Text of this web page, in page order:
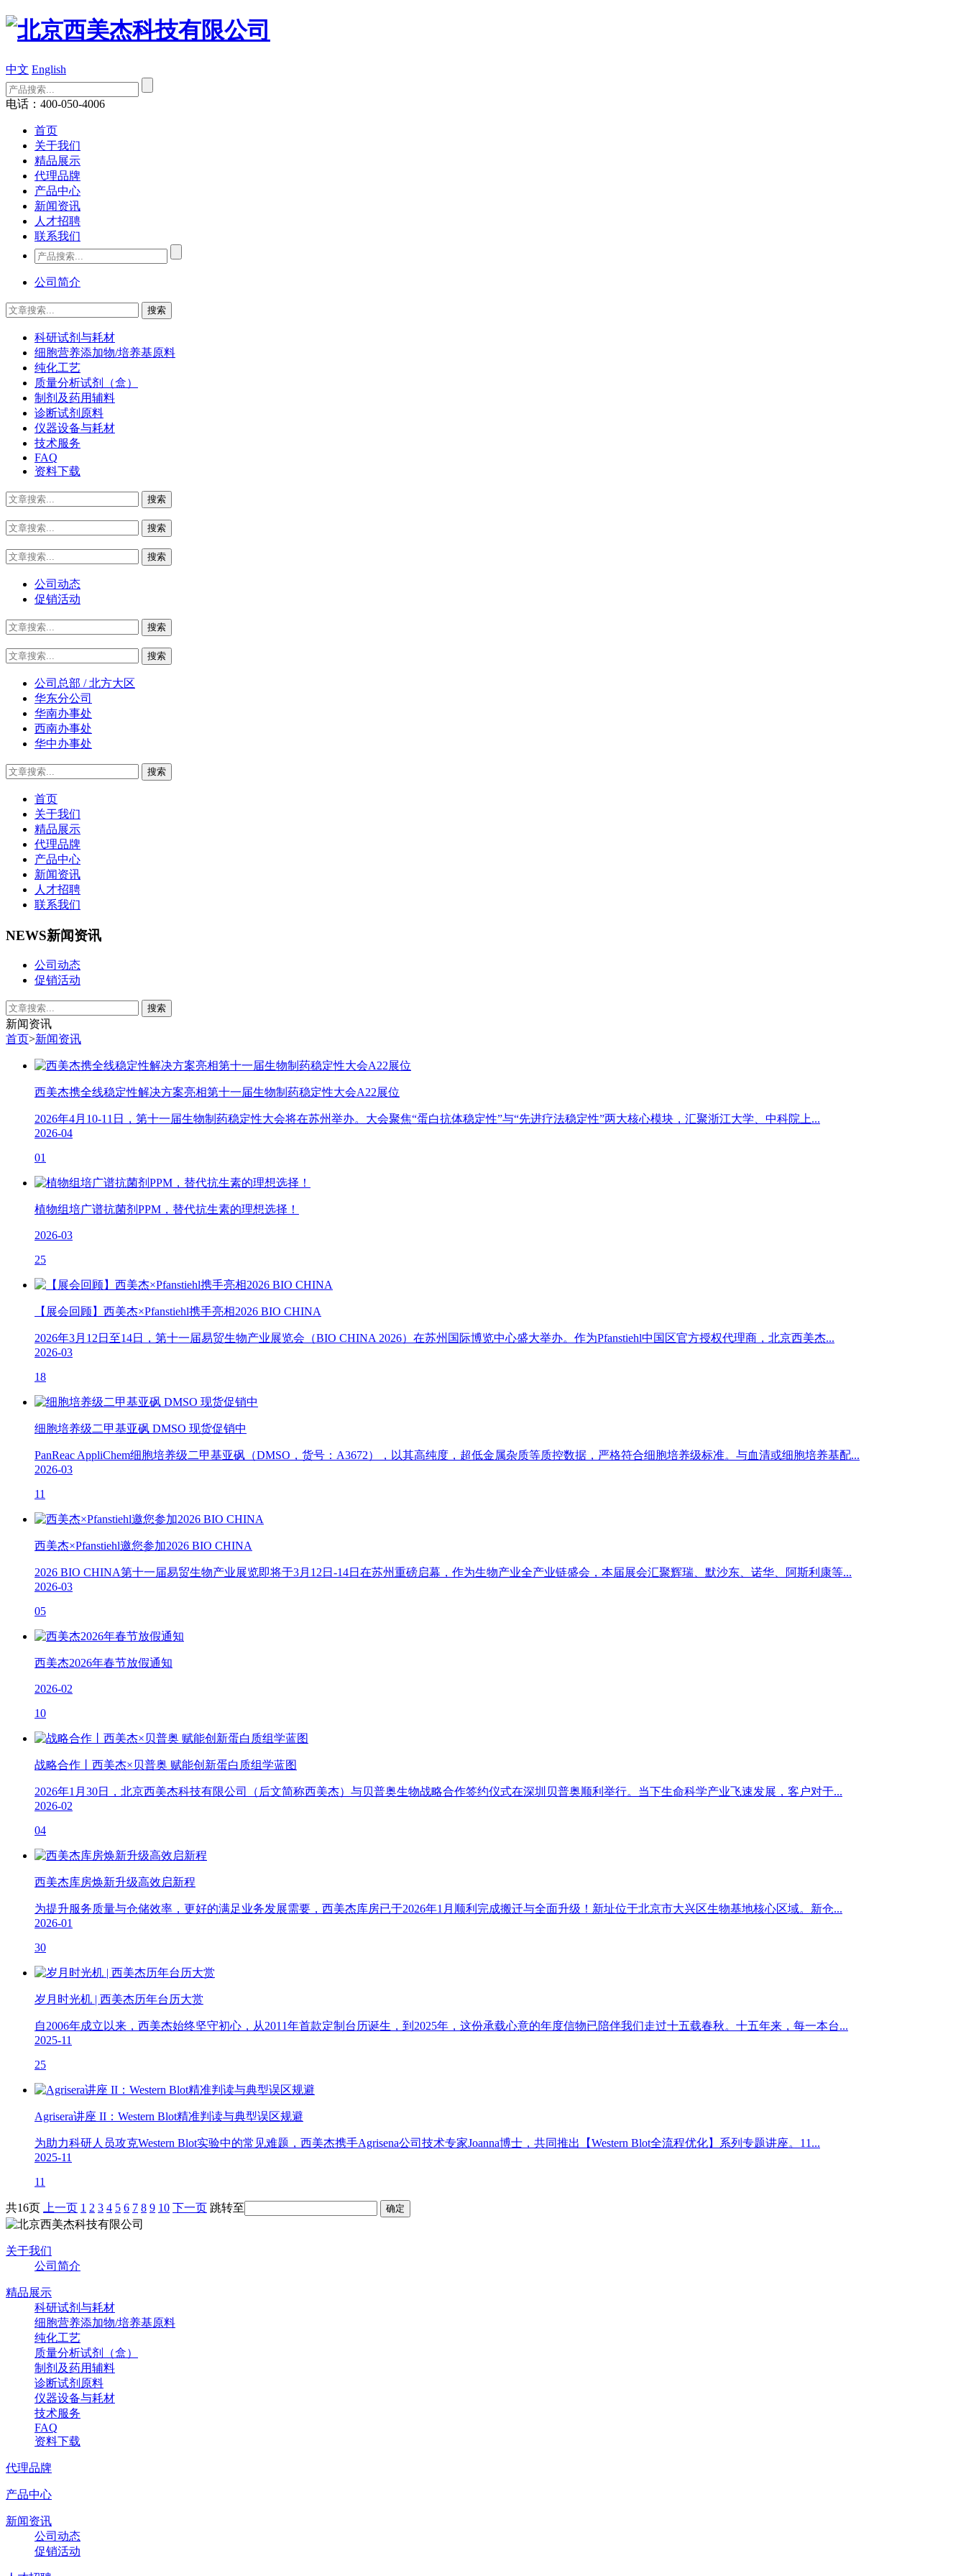
中文 English
电话：400-050-4006
首页
关于我们
精品展示
代理品牌
产品中心
新闻资讯
人才招聘
联系我们
公司简介
科研试剂与耗材
细胞营养添加物/培养基原料
纯化工艺
质量分析试剂（盒）
制剂及药用辅料
诊断试剂原料
仪器设备与耗材
技术服务
FAQ
资料下载
公司动态
促销活动
公司总部 / 北方大区
华东分公司
华南办事处
西南办事处
华中办事处
首页
关于我们
精品展示
代理品牌
产品中心
新闻资讯
人才招聘
联系我们
NEWS新闻资讯
公司动态
促销活动
新闻资讯
首页>新闻资讯
西美杰携全线稳定性解决方案亮相第十一届生物制药稳定性大会A22展位
2026年4月10-11日，第十一届生物制药稳定性大会将在苏州举办。大会聚焦“蛋白抗体稳定性”与“先进疗法稳定性”两大核心模块，汇聚浙江大学、中科院上...
2026-04
01
植物组培广谱抗菌剂PPM，替代抗生素的理想选择！
2026-03
25
【展会回顾】西美杰×Pfanstiehl携手亮相2026 BIO CHINA
2026年3月12日至14日，第十一届易贸生物产业展览会（BIO CHINA 2026）在苏州国际博览中心盛大举办。作为Pfanstiehl中国区官方授权代理商，北京西美杰...
2026-03
18
细胞培养级二甲基亚砜 DMSO 现货促销中
PanReac AppliChem细胞培养级二甲基亚砜（DMSO，货号：A3672），以其高纯度，超低金属杂质等质控数据，严格符合细胞培养级标准。与血清或细胞培养基配...
2026-03
11
西美杰×Pfanstiehl邀您参加2026 BIO CHINA
2026 BIO CHINA第十一届易贸生物产业展览即将于3月12日-14日在苏州重磅启幕，作为生物产业全产业链盛会，本届展会汇聚辉瑞、默沙东、诺华、阿斯利康等...
2026-03
05
西美杰2026年春节放假通知
2026-02
10
战略合作丨西美杰×贝普奥 赋能创新蛋白质组学蓝图
2026年1月30日，北京西美杰科技有限公司（后文简称西美杰）与贝普奥生物战略合作签约仪式在深圳贝普奥顺利举行。当下生命科学产业飞速发展，客户对于...
2026-02
04
西美杰库房焕新升级高效启新程
为提升服务质量与仓储效率，更好的满足业务发展需要，西美杰库房已于2026年1月顺利完成搬迁与全面升级！新址位于北京市大兴区生物基地核心区域。新仓...
2026-01
30
岁月时光机 | 西美杰历年台历大赏
自2006年成立以来，西美杰始终坚守初心，从2011年首款定制台历诞生，到2025年，这份承载心意的年度信物已陪伴我们走过十五载春秋。十五年来，每一本台...
2025-11
25
Agrisera讲座 II：Western Blot精准判读与典型误区规避
为助力科研人员攻克Western Blot实验中的常见难题，西美杰携手Agrisena公司技术专家Joanna博士，共同推出【Western Blot全流程优化】系列专题讲座。11...
2025-11
11
共16页 上一页 1 2 3 4 5 6 7 8 9 10 下一页 跳转至
关于我们
公司简介
精品展示
科研试剂与耗材
细胞营养添加物/培养基原料
纯化工艺
质量分析试剂（盒）
制剂及药用辅料
诊断试剂原料
仪器设备与耗材
技术服务
FAQ
资料下载
代理品牌
产品中心
新闻资讯
公司动态
促销活动